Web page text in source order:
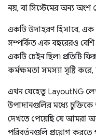
নয়, বা সিস্টেমের অন্য অংশ
একটি উদাহরণ হিসাবে,
সম্পর্কিত এক বছরেরও বেশি
একটি চেইন ছিল৷ প্রতিটি
কর্মক্ষমতা সমস্যা সৃষ্টি
এখন যেহেতু LayoutNG
উপাদানগুলির মধ্যে
দেখতে পেয়েছি যে আমরা
পরিবর্তনগুলি প্রয়োগ